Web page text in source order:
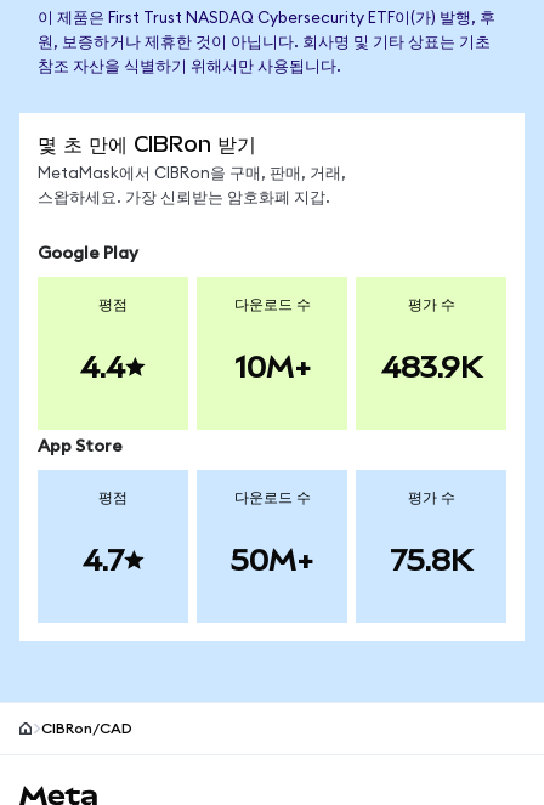
이 제품은 First Trust NASDAQ Cybersecurity ETF이(가) 발행, 후
원, 보증하거나 제휴한 것이 아닙니다. 회사명 및 기타 상표는 기초
참조 자산을 식별하기 위해서만 사용됩니다.
몇 초 만에 CIBRon 받기
MetaMask에서 CIBRon을 구매, 판매, 거래,
스왑하세요. 가장 신뢰받는 암호화폐 지갑.
Google Play
평점
4.4
다운로드 수
10M+
평가 수
483.9K
App Store
평점
4.7
다운로드 수
50M+
평가 수
75.8K
CIBRon/CAD